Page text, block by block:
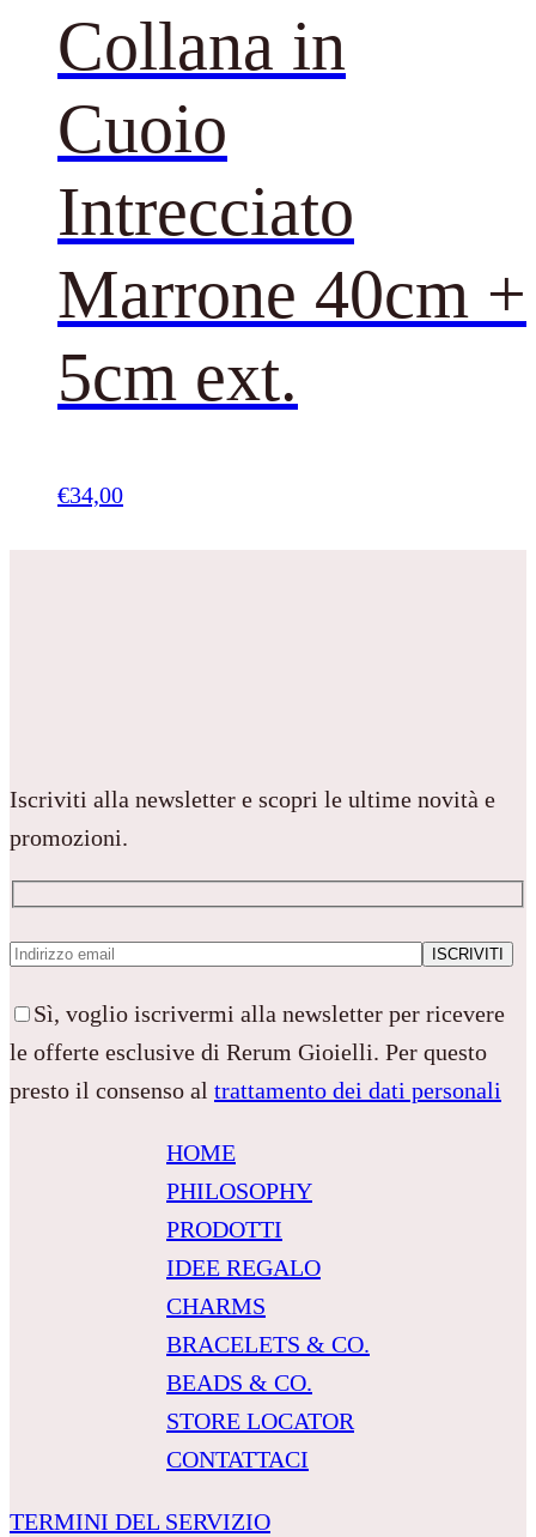
Collana in
Cuoio
Intrecciato
Marrone 40cm +
5cm ext.
€34,00
Iscriviti alla newsletter e scopri le ultime novità e
promozioni.
Sì, voglio iscrivermi alla newsletter per ricevere
le offerte esclusive di Rerum Gioielli. Per questo
presto il consenso al trattamento dei dati personali
HOME
PHILOSOPHY
PRODOTTI
IDEE REGALO
CHARMS
BRACELETS & CO.
BEADS & CO.
STORE LOCATOR
CONTATTACI
TERMINI DEL SERVIZIO